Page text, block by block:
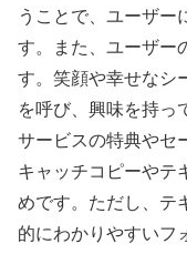
うことで、ユーザー
す。また、ユーザー
す。笑顔や幸せなシ
を呼び、興味を持っ
サービスの特典やセ
キャッチコピーやテ
めです。ただし、テ
的にわかりやすいフ